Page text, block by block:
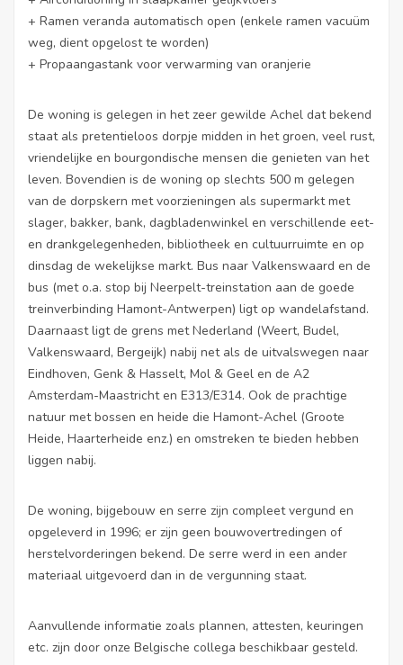
+ Ramen veranda automatisch open (enkele ramen vacuüm
weg, dient opgelost te worden)
+ Propaangastank voor verwarming van oranjerie
De woning is gelegen in het zeer gewilde Achel dat bekend
staat als pretentieloos dorpje midden in het groen, veel rust,
vriendelijke en bourgondische mensen die genieten van het
leven. Bovendien is de woning op slechts 500 m gelegen
van de dorpskern met voorzieningen als supermarkt met
slager, bakker, bank, dagbladenwinkel en verschillende eet-
en drankgelegenheden, bibliotheek en cultuurruimte en op
dinsdag de wekelijkse markt. Bus naar Valkenswaard en de
bus (met o.a. stop bij Neerpelt-treinstation aan de goede
treinverbinding Hamont-Antwerpen) ligt op wandelafstand.
Daarnaast ligt de grens met Nederland (Weert, Budel,
Valkenswaard, Bergeijk) nabij net als de uitvalswegen naar
Eindhoven, Genk & Hasselt, Mol & Geel en de A2
Amsterdam-Maastricht en E313/E314. Ook de prachtige
natuur met bossen en heide die Hamont-Achel (Groote
Heide, Haarterheide enz.) en omstreken te bieden hebben
liggen nabij.
De woning, bijgebouw en serre zijn compleet vergund en
opgeleverd in 1996; er zijn geen bouwovertredingen of
herstelvorderingen bekend. De serre werd in een ander
materiaal uitgevoerd dan in de vergunning staat.
Aanvullende informatie zoals plannen, attesten, keuringen
etc. zijn door onze Belgische collega beschikbaar gesteld.